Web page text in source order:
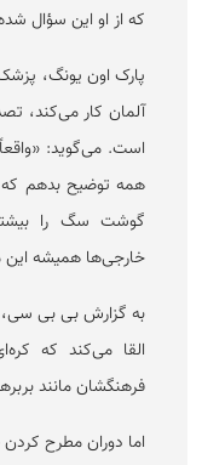
که از او این سؤال
پارک اون یونگ،
آلمان کار می‌کند،
است. می‌گوید:
همه توضیح بدهم
گوشت سگ را
خارجی‌ها همیشه
به گزارش بی بی سی،
القا می‌کند که
فرهنگشان مانند
اما دوران مطرح